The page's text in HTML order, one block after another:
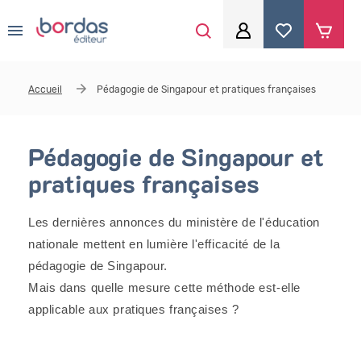
Mot de passe *
Accueil Pédagogie de Singapour et pratiques françaises
Pédagogie de Singapour et
pratiques françaises
Les dernières annonces du ministère de l'éducation
nationale mettent en lumière l'efficacité de la
pédagogie de Singapour.
Mais dans quelle mesure cette méthode est-elle
applicable aux pratiques françaises ?